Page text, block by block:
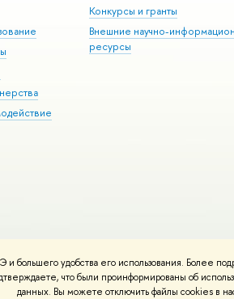
удобства его использования. Более
что были проинформированы об
данных. Вы можете отключить файлы cookies в
Конкурсы и гранты
Внешние научно-
ресурсы
материалов Политика конфиденциальности